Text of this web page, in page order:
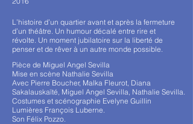
L’histoire d’un quartier avant et après la fermeture
d’un théâtre. Un humour décalé entre rire et
révolte. Un moment jubilatoire sur la liberté de
penser et de rêver à un autre monde possible.
Pièce de Miguel Angel Sevilla
Mise en scène Nathalie Sevilla
Avec Pierre Boucher, Malka Fleurot, Diana
Sakalauskaïté, Miguel Angel Sevilla, Nathalie Sevilla.
Costumes et scénographie Evelyne Guillin
Lumières François Luberne.
Son Félix Pozzo.